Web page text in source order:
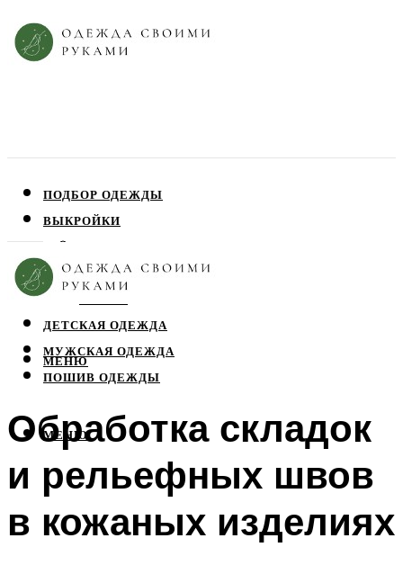
ПОДБОР ОДЕЖДЫ
ВЫКРОЙКИ
ЮБКИ
ДЕТСКАЯ ОДЕЖДА
МУЖСКАЯ ОДЕЖДА
ПОШИВ ОДЕЖДЫ
МЕНЮ
МЕНЮ
Обработка складок
и рельефных швов
в кожаных изделиях